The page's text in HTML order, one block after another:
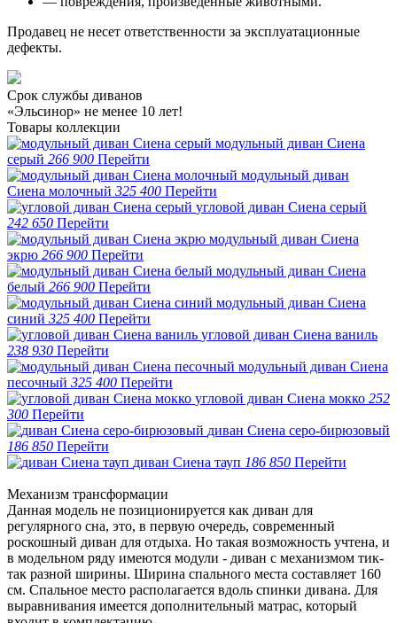
Продавец не несет ответственности за эксплуатационные
дефекты.
Срок службы диванов
«Эльсинор» не менее 10 лет!
Товары коллекции
модульный диван Сиена
серый 266 900 Перейти
модульный диван
Сиена молочный 325 400 Перейти
угловой диван Сиена серый
242 650 Перейти
модульный диван Сиена
экрю 266 900 Перейти
модульный диван Сиена
белый 266 900 Перейти
модульный диван Сиена
синий 325 400 Перейти
угловой диван Сиена ваниль
238 930 Перейти
модульный диван Сиена
песочный 325 400 Перейти
угловой диван Сиена мокко 252
300 Перейти
диван Сиена серо-бирюзовый
186 850 Перейти
диван Сиена тауп 186 850 Перейти
Механизм трансформации
Данная модель не позиционируется как диван для
регулярного сна, это, в первую очередь, современный
роскошный диван для отдыха. Но такая возможность учтена, и
в модельном ряду имеются модули - диван с механизмом тик-
так разной ширины. Ширина спального места составляет 160
см. Спальное место располагается вдоль спинки дивана. Для
выравнивания имеется дополнительный матрас, который